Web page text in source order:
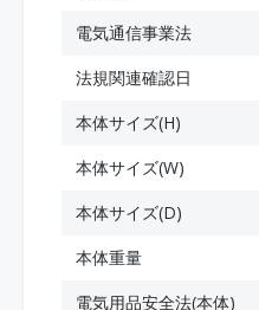
電気通信事業法
法規関連確認日
本体サイズ(H)
本体サイズ(W)
本体サイズ(D)
本体重量
電気用品安全法(本体)